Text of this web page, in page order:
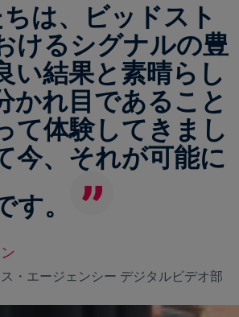
は、ビッドスト
けるシグナルの豊
い結果と素晴らし
かれ目であること
て体験してきまし
今、それが可能に
。
・エージェンシー デジタルビデオ部